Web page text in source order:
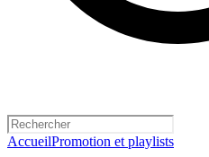
AccueilPromotion et playlists